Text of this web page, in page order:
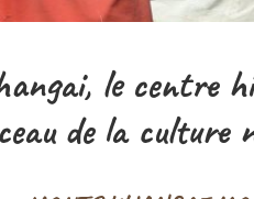
le centre
de la culture